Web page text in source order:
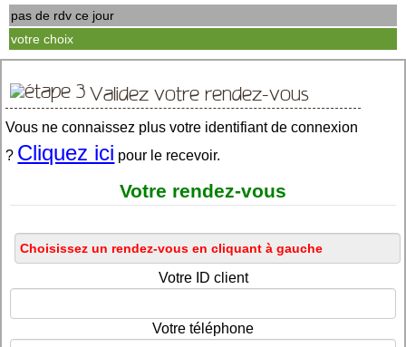
pas de rdv ce jour
votre choix
Validez votre rendez-vous
Vous ne connaissez plus votre identifiant de connexion
? Cliquez ici pour le recevoir.
Votre rendez-vous
Votre ID client
Votre téléphone